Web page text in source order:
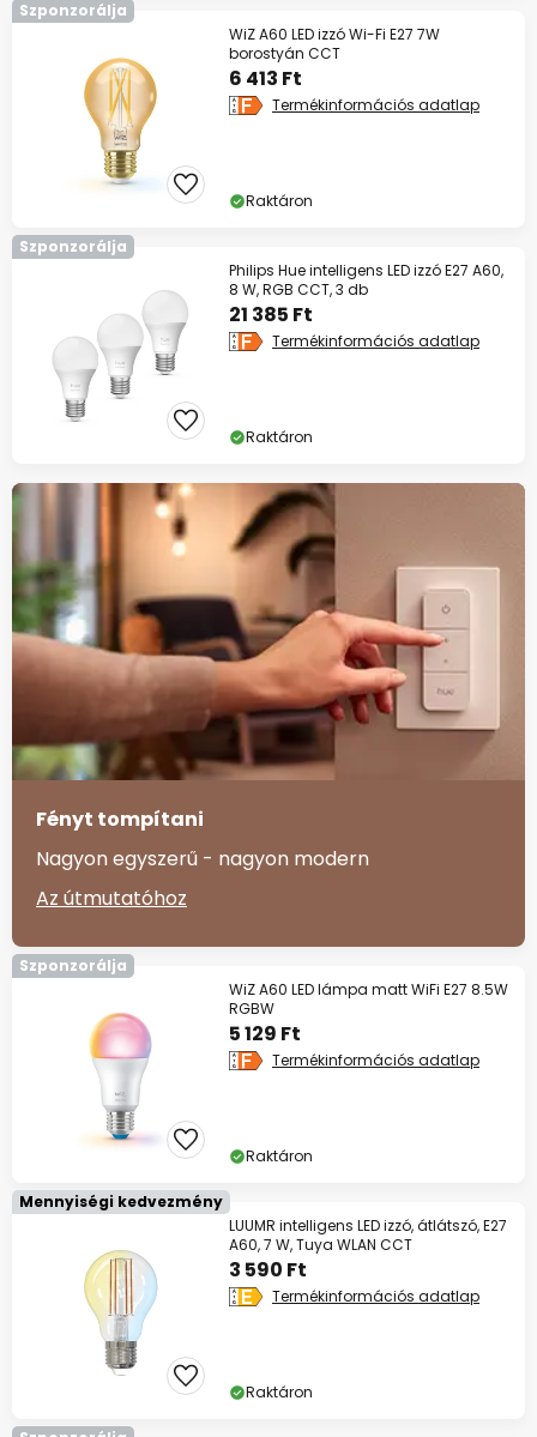
Szponzorálja
WiZ A60 LED izzó Wi-Fi E27 7W
borostyán CCT
6 413 Ft
Termékinformációs adatlap
Raktáron
Szponzorálja
Philips Hue intelligens LED izzó E27 A60,
8 W, RGB CCT, 3 db
21 385 Ft
Termékinformációs adatlap
Raktáron
Fényt tompítani
Nagyon egyszerű - nagyon modern
Az útmutatóhoz
Szponzorálja
WiZ A60 LED lámpa matt WiFi E27 8.5W
RGBW
5 129 Ft
Termékinformációs adatlap
Raktáron
Mennyiségi kedvezmény
LUUMR intelligens LED izzó, átlátszó, E27
A60, 7 W, Tuya WLAN CCT
3 590 Ft
Termékinformációs adatlap
Raktáron